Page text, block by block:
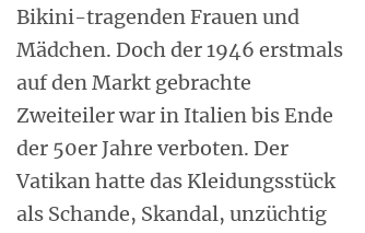
Bikini-tragenden Frauen und
Mädchen. Doch der 1946 erstmals
auf den Markt gebrachte
Zweiteiler war in Italien bis Ende
der 50er Jahre verboten. Der
Vatikan hatte das Kleidungsstück
als Schande, Skandal, unzüchtig